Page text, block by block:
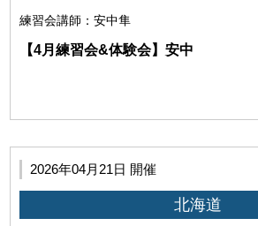
します。
練習会講師：安中隼
【4月練習会&体験会】安中
2026年04月21日 開催
北海道